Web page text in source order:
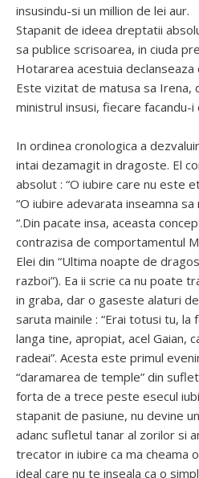
insusindu-si un million de lei aur.
Stapanit de ideea dreptatii
sa publice scrisoarea, in ciuda
Hotararea acestuia declanseaza
Este vizitat de matusa sa Irena,
ministrul insusi, fiecare facandu-
In ordinea cronologica a
intai dezamagit in dragoste. El
absolut : “O iubire care nu este
“O iubire adevarata inseamna
“.Din pacate insa, aceasta
contrazisa de comportamentul
Elei din “Ultima noapte de
razboi”). Ea ii scrie ca nu poate
in graba, dar o gaseste alaturi
saruta mainile : “Erai totusi tu,
langa tine, apropiat, acel Gaian,
radeai”. Acesta este primul
“daramarea de temple” din
forta de a trece peste esecul
stapanit de pasiune, nu devine
adanc sufletul tanar al zorilor si
trecator in iubire ca ma cheama
ideal care nu te inseala ca o